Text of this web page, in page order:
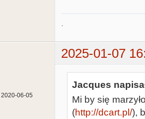
.
2025-01-07
2020-06-05
Jacques
Mi by się
(http://dcart.pl/),